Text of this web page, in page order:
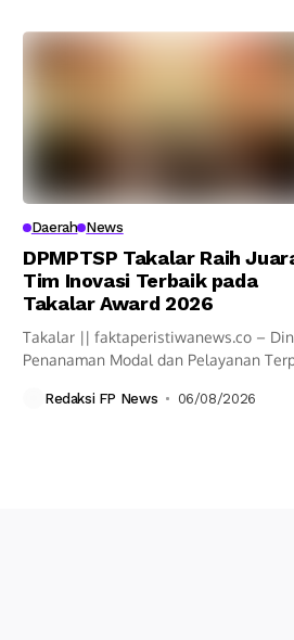
Daerah News
DPMPTSP Takalar Raih
Tim Inovasi Terbaik pada
Takalar Award 2026
Takalar || faktaperistiwanews.co –
Penanaman Modal dan Pelayanan
Redaksi FP News 06/08/2026